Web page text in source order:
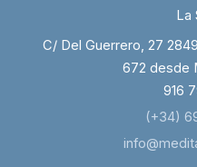
La
C/ Del Guerrero, 27
672 desde
916
(+34)